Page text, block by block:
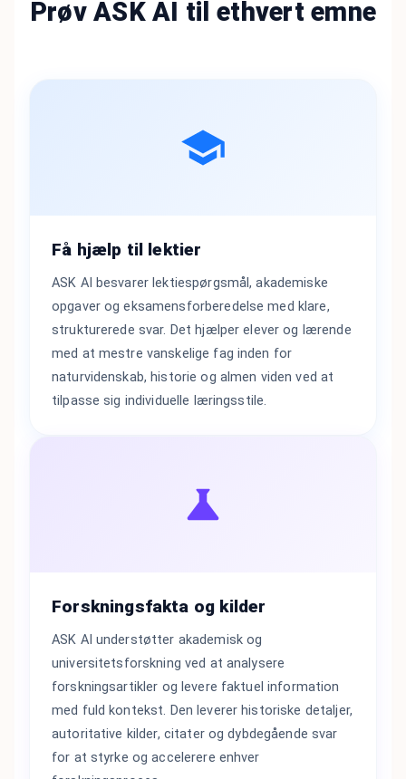
Prøv ASK AI til ethvert emne
Få hjælp til lektier
ASK AI besvarer lektiespørgsmål, akademiske
opgaver og eksamensforberedelse med klare,
strukturerede svar. Det hjælper elever og lærende
med at mestre vanskelige fag inden for
naturvidenskab, historie og almen viden ved at
tilpasse sig individuelle læringsstile.
Forskningsfakta og kilder
ASK AI understøtter akademisk og
universitetsforskning ved at analysere
forskningsartikler og levere faktuel information
med fuld kontekst. Den leverer historiske detaljer,
autoritative kilder, citater og dybdegående svar
for at styrke og accelerere enhver